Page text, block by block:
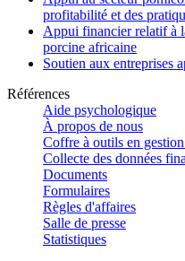
profitabilité et des
Appui financier relatif à
porcine africaine
Soutien aux entreprises
Références
Aide psychologique
À propos de nous
Coffre à outils en
Collecte des données
Documents
Formulaires
Règles d'affaires
Salle de presse
Statistiques